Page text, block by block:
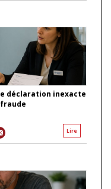
déclaration inexacte
Lire